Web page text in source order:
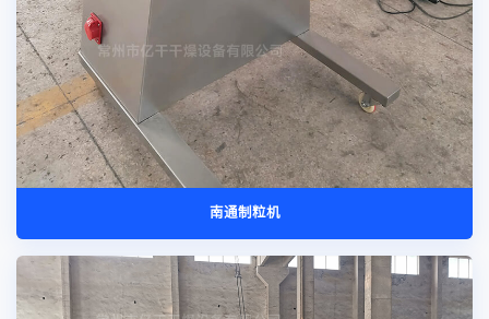
南通制粒机